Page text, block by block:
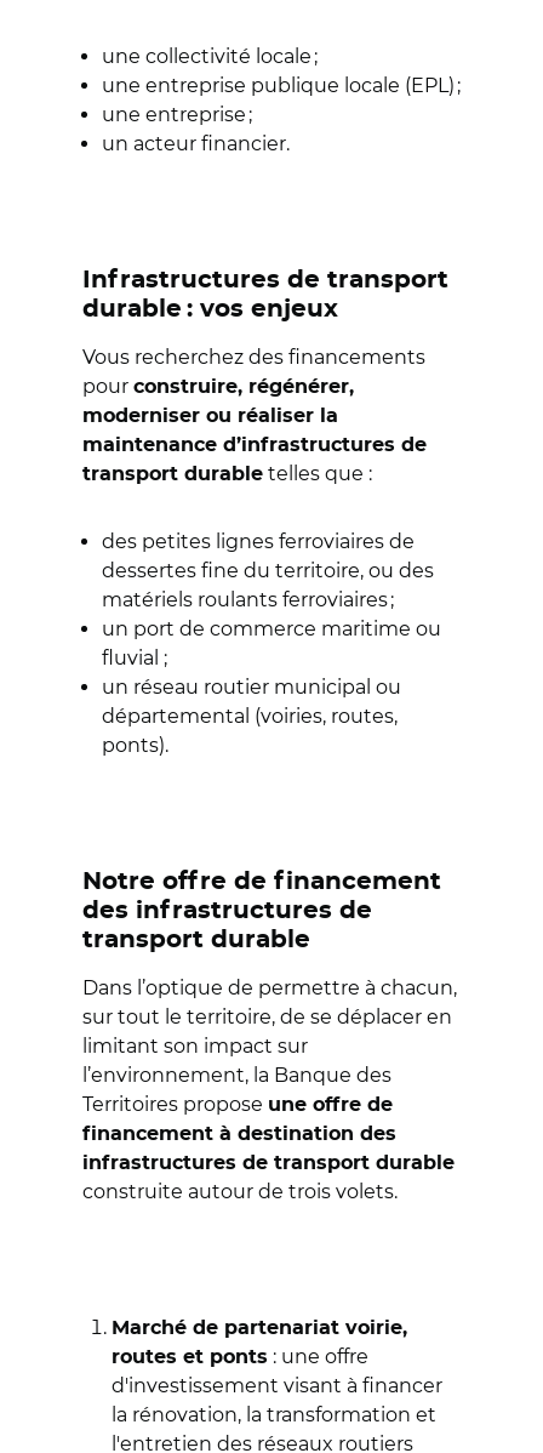
une collectivité locale ;
une entreprise publique locale (EPL) ;
une entreprise ;
un acteur financier.
Infrastructures de transport
durable : vos enjeux
Vous recherchez des financements
pour construire, régénérer,
moderniser ou réaliser la
maintenance d’infrastructures de
transport durable telles que :
des petites lignes ferroviaires de
dessertes fine du territoire, ou des
matériels roulants ferroviaires ;
un port de commerce maritime ou
fluvial ;
un réseau routier municipal ou
départemental (voiries, routes,
ponts).
Notre offre de financement
des infrastructures de
transport durable
Dans l’optique de permettre à chacun,
sur tout le territoire, de se déplacer en
limitant son impact sur
l’environnement, la Banque des
Territoires propose une offre de
financement à destination des
infrastructures de transport durable
construite autour de trois volets.
Marché de partenariat voirie,
routes et ponts : une offre
d'investissement visant à financer
la rénovation, la transformation et
l'entretien des réseaux routiers